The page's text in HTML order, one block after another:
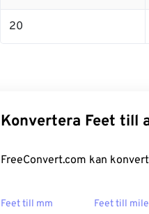
20
Konvertera Feet till
FreeConvert.com kan
Feet till mm Feet till